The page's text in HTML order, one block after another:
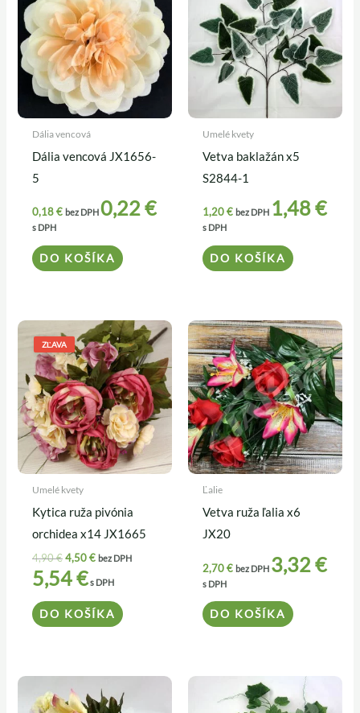
Dália vencová
Dália vencová JX1656-
5
0,18€ bez DPH 0,22€
s DPH
DO KOŠÍKA
Umelé kvety
Vetva baklažán x5
S2844-1
1,20€ bez DPH 1,48€
s DPH
DO KOŠÍKA
ZĽAVA
Umelé kvety
Kytica ruža pivónia
orchidea x14 JX1665
4,90€
Pôvodná
cena
bola:
4,90 €.
4,50€
Aktuálna
cena
je:
4,50 €.
bez DPH
5,54€s DPH
DO KOŠÍKA
Ľalie
Vetva ruža ľalia x6
JX20
2,70€ bez DPH 3,32 €
s DPH
DO KOŠÍKA